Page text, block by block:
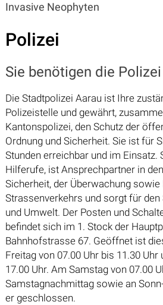
Invasive Neophyten
Polizei
Sie benötigen die
Die Stadtpolizei Aarau ist Ihre
Polizeistelle und gewährt,
Kantonspolizei, den Schutz der
Ordnung und Sicherheit. Sie ist für
Stunden erreichbar und im Einsatz.
Hilferufe, ist Ansprechpartner in
Sicherheit, der Überwachung
Strassenverkehrs und sorgt für den
und Umwelt. Der Posten und
befindet sich im 1. Stock der
Bahnhofstrasse 67. Geöffnet ist
Freitag von 07.00 Uhr bis 11.30 Uhr
17.00 Uhr. Am Samstag von 07.00
Samstagnachmittag sowie an
er geschlossen.